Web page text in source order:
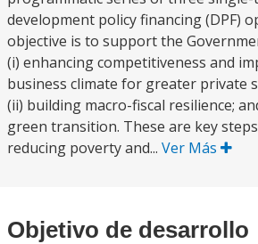
development policy financing (DPF)
objective is to support the
(i) enhancing competitiveness and
business climate for greater private
(ii) building macro-fiscal resilience;
green transition. These are key
reducing poverty and... Ver Más
Objetivo de desarrollo